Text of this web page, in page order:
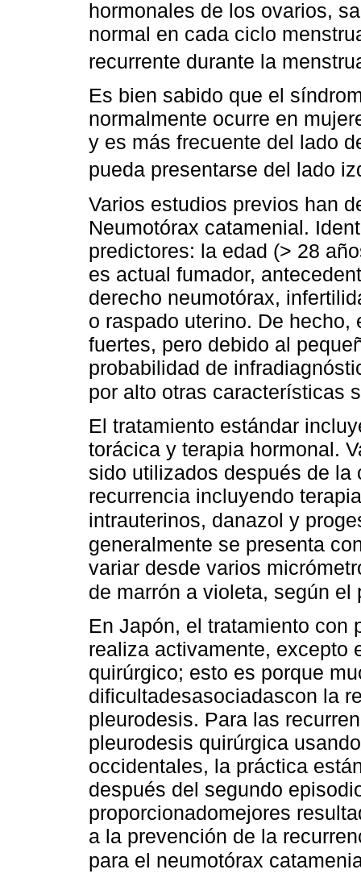
hormonales de los ovarios,
normal en cada ciclo
recurrente durante la
Es bien sabido que el
normalmente ocurre en
y es más frecuente del lado
pueda presentarse del lado
Varios estudios previos han
Neumotórax catamenial.
predictores: la edad (> 28
es actual fumador,
derecho neumotórax,
o raspado uterino. De
fuertes, pero debido al
probabilidad de
por alto otras características
El tratamiento estándar
torácica y terapia hormonal.
sido utilizados después de
recurrencia incluyendo
intrauterinos, danazol y
generalmente se presenta
variar desde varios
de marrón a violeta, según
En Japón, el tratamiento con
realiza activamente, excepto
quirúrgico; esto es porque
dificultadesasociadascon la
pleurodesis. Para las
pleurodesis quirúrgica
occidentales, la práctica
después del segundo
proporcionadomejores
a la prevención de la
para el neumotórax